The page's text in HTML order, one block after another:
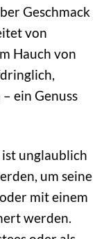
Geschmack
von
Hauch von
ein Genuss
ist unglaublich
um seine
mit einem
werden.